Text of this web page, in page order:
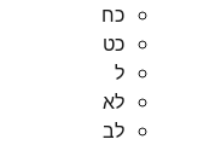
כח
כט
ל
לא
לב